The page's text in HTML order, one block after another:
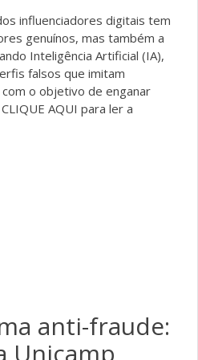
influenciadores digitais tem
genuínos, mas também a
Inteligência Artificial (IA),
falsos que imitam
o objetivo de enganar
AQUI para ler a
anti-fraude:
Unicamp